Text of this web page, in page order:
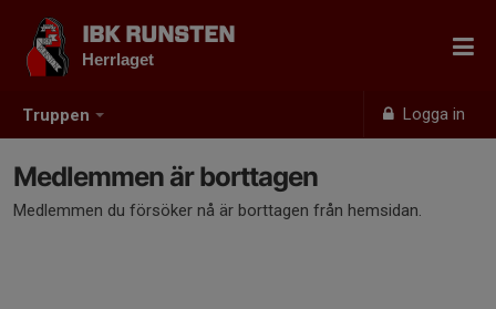
Truppen Logga in
IBK RUNSTEN
Herrlaget
Medlemmen är borttagen
Medlemmen du försöker nå är borttagen från hemsidan.